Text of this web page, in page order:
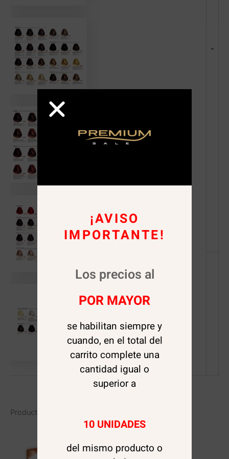
-
Productos relacionados
¡AVISO
IMPORTANTE!
Los precios al
POR MAYOR
se habilitan siempre y
cuando, en el total del
carrito complete una
cantidad igual o
superior a
10 UNIDADES
del mismo producto o